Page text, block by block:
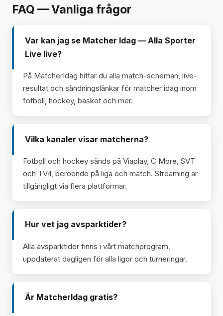
FAQ — Vanliga frågor
Var kan jag se Matcher Idag — Alla Sporter
Live live?
På MatcherIdag hittar du alla match-scheman, live-
resultat och sändningslänkar för matcher idag inom
fotboll, hockey, basket och mer.
Vilka kanaler visar matcherna?
Fotboll och hockey sänds på Viaplay, C More, SVT
och TV4, beroende på liga och match. Streaming är
tillgängligt via flera plattformar.
Hur vet jag avsparktider?
Alla avsparktider finns i vårt matchprogram,
uppdaterat dagligen för alla ligor och turneringar.
Är MatcherIdag gratis?